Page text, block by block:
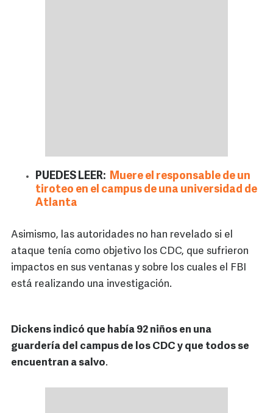
PUEDES LEER: Muere el responsable de un
tiroteo en el campus de una universidad de
Atlanta
Asimismo, las autoridades no han revelado si el
ataque tenía como objetivo los CDC, que sufrieron
impactos en sus ventanas y sobre los cuales el FBI
está realizando una investigación.
Dickens indicó que había 92 niños en una
guardería del campus de los CDC y que todos se
encuentran a salvo.